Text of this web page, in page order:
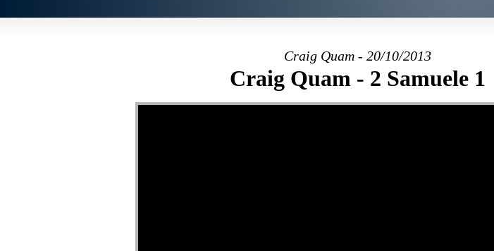
Craig Quam - 20/10/2013
Craig Quam - 2 Samuele 1